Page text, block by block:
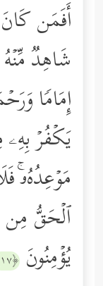
أَفَمَن كَانَ
شَاهِدࣱ
إِمَامࣰا
یَكۡفُرۡ بِهِۦ
مَوۡعِدُهُۥۚ
ٱلۡحَقُّ مِن
یُؤۡمِنُونَ ﴿١٧﴾